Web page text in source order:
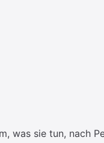
was sie tun, nach